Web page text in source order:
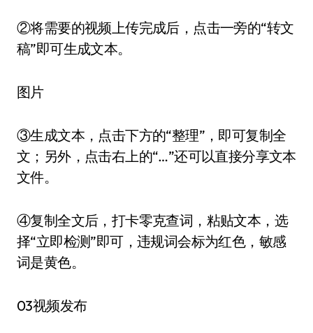
②将需要的视频上传完成后，点击一旁的“转文
稿”即可生成文本。
图片
③生成文本，点击下方的“整理”，即可复制全
文；另外，点击右上的“…”还可以直接分享文本
文件。
④复制全文后，打卡零克查词，粘贴文本，选
择“立即检测”即可，违规词会标为红色，敏感
词是黄色。
03视频发布